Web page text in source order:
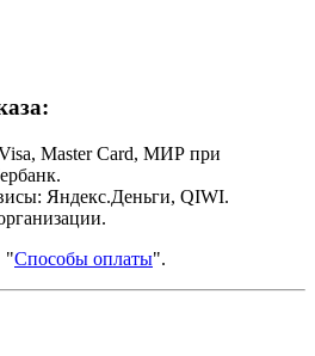
Master Card, МИР при
Яндекс.Деньги, QIWI.
"Способы оплаты".